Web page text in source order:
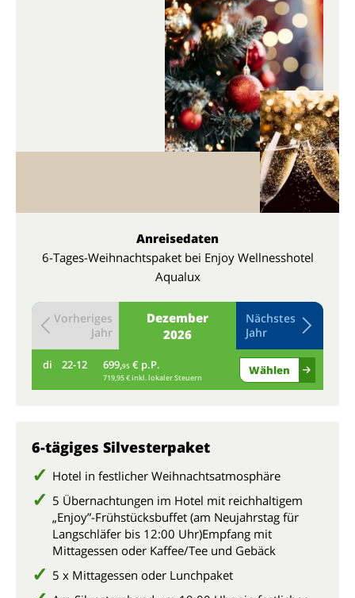
Anreisedaten
6-Tages-Weihnachtspaket bei Enjoy Wellnesshotel
Aqualux
Dezember
2026
Vorheriges
Jahr
Nächstes
Jahr
di 22-12 699,95 € p.P.
719,95 € inkl. lokaler Steuern
Wählen
6-tägiges Silvesterpaket
Hotel in festlicher Weihnachtsatmosphäre
5 Übernachtungen im Hotel mit reichhaltigem
„Enjoy”-Frühstücksbuffet (am Neujahrstag für
Langschläfer bis 12:00 Uhr)Empfang mit
Mittagessen oder Kaffee/Tee und Gebäck
5 x Mittagessen oder Lunchpaket